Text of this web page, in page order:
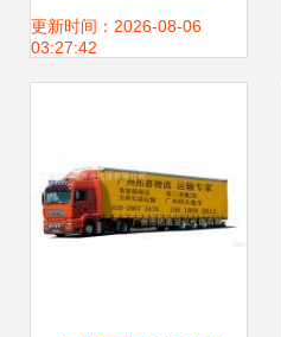
路的运输新篇章
更新时间：2026-08-06
03:27:42